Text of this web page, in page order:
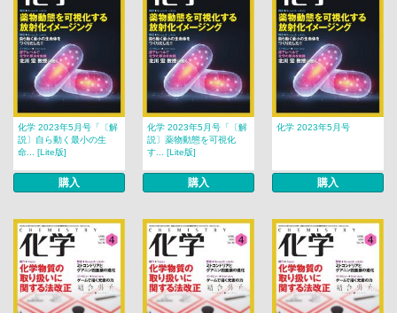
化学 2023年5月号「〔解
説〕自ら動く最小の生
命... [Lite版]
購入
化学 2023年5月号「〔解
説〕薬物動態を可視化
す... [Lite版]
購入
化学 2023年5月号
購入